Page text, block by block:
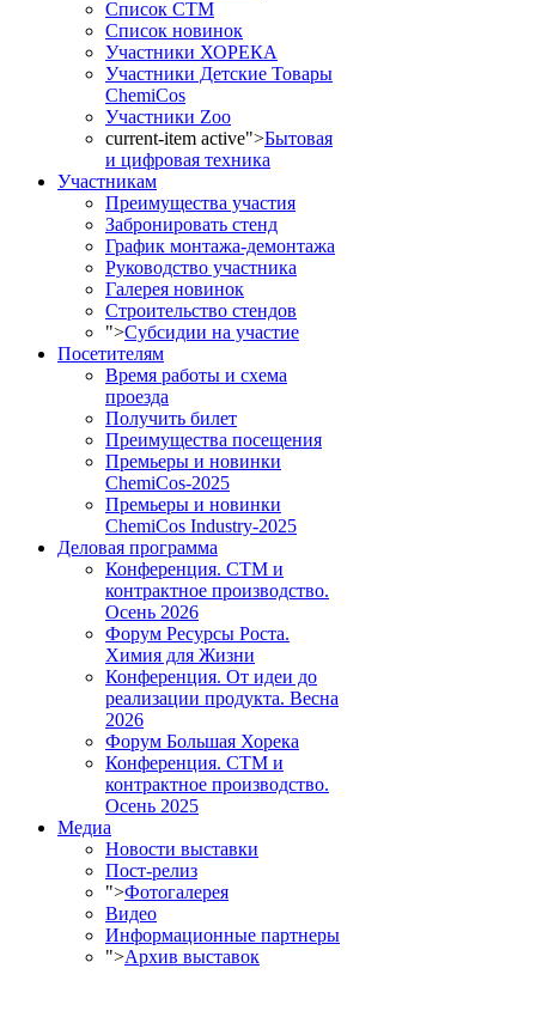
Список СТМ
Список новинок
Участники ХОРЕКА
Участники Детские Товары
ChemiCos
Участники Zoo
current-item active">Бытовая
и цифровая техника
Участникам
Преимущества участия
Забронировать стенд
График монтажа-демонтажа
Руководство участника
Галерея новинок
Строительство стендов
">Субсидии на участие
Посетителям
Время работы и схема
проезда
Получить билет
Преимущества посещения
Премьеры и новинки
ChemiCos-2025
Премьеры и новинки
ChemiCos Industry-2025
Деловая программа
Конференция. СТМ и
контрактное производство.
Осень 2026
Форум Ресурсы Роста.
Химия для Жизни
Конференция. От идеи до
реализации продукта. Весна
2026
Форум Большая Хорека
Конференция. СТМ и
контрактное производство.
Осень 2025
Медиа
Новости выставки
Пост-релиз
">Фотогалерея
Видео
Информационные партнеры
">Архив выставок